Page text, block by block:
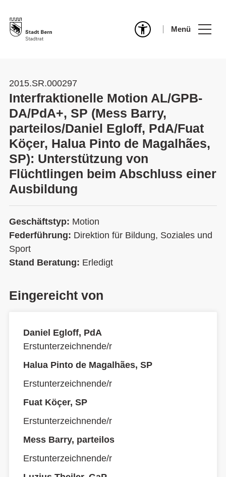
Menü
2015.SR.000297
Interfraktionelle Motion AL/GPB-
DA/PdA+, SP (Mess Barry,
parteilos/Daniel Egloff, PdA/Fuat
Köçer, Halua Pinto de Magalhães,
SP): Unterstützung von
Flüchtlingen beim Abschluss einer
Ausbildung
Geschäftstyp: Motion
Federführung: Direktion für Bildung, Soziales und
Sport
Stand Beratung: Erledigt
Eingereicht von
Daniel Egloff, PdA
Erstunterzeichnende/r
Halua Pinto de Magalhães, SP
Erstunterzeichnende/r
Fuat Köçer, SP
Erstunterzeichnende/r
Mess Barry, parteilos
Erstunterzeichnende/r